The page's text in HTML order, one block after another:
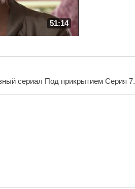
51:14
сериал Под прикрытием Серия 7.